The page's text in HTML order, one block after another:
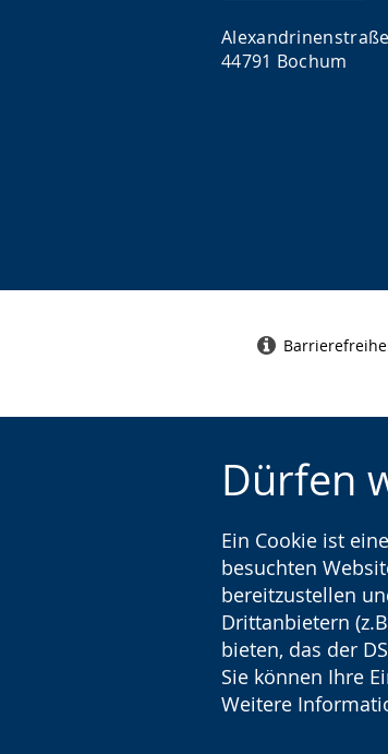
Dürfen
Ein Cookie ist
besuchten
bereitzustellen
Drittanbietern
bieten, das der
Sie können Ihre
Weitere
44791 Bochum